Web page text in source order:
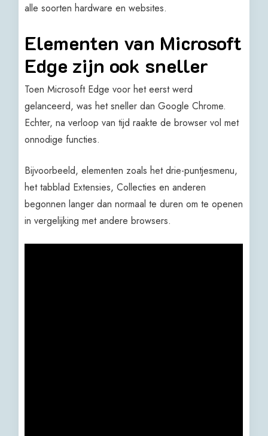
alle soorten hardware en websites.
Elementen van Microsoft
Edge zijn ook sneller
Toen Microsoft Edge voor het eerst werd
gelanceerd, was het sneller dan Google Chrome.
Echter, na verloop van tijd raakte de browser vol met
onnodige functies.
Bijvoorbeeld, elementen zoals het drie-puntjesmenu,
het tabblad Extensies, Collecties en anderen
begonnen langer dan normaal te duren om te openen
in vergelijking met andere browsers.